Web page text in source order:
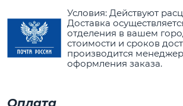
Условия: Действуют
Доставка
отделения в вашем
стоимости и сроков
производится
оформления заказа.
Оплата